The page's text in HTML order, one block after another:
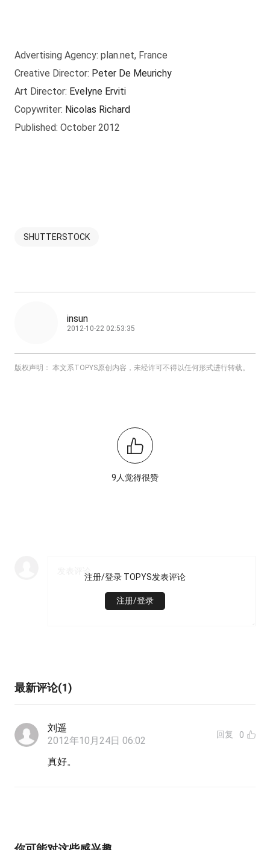
Advertising Agency: plan.net, France
Creative Director: Peter De Meurichy
Art Director: Evelyne Erviti
Copywriter: Nicolas Richard
Published: October 2012
SHUTTERSTOCK
insun
2012-10-22 02:53:35
版权声明： 本文系TOPYS原创内容，未经许可不得以任何形式进行转载。
9人觉得很赞
注册/登录 TOPYS发表评论
注册/登录
最新评论(1)
刘遥
2012年10月24日 06:02
回复 0
真好。